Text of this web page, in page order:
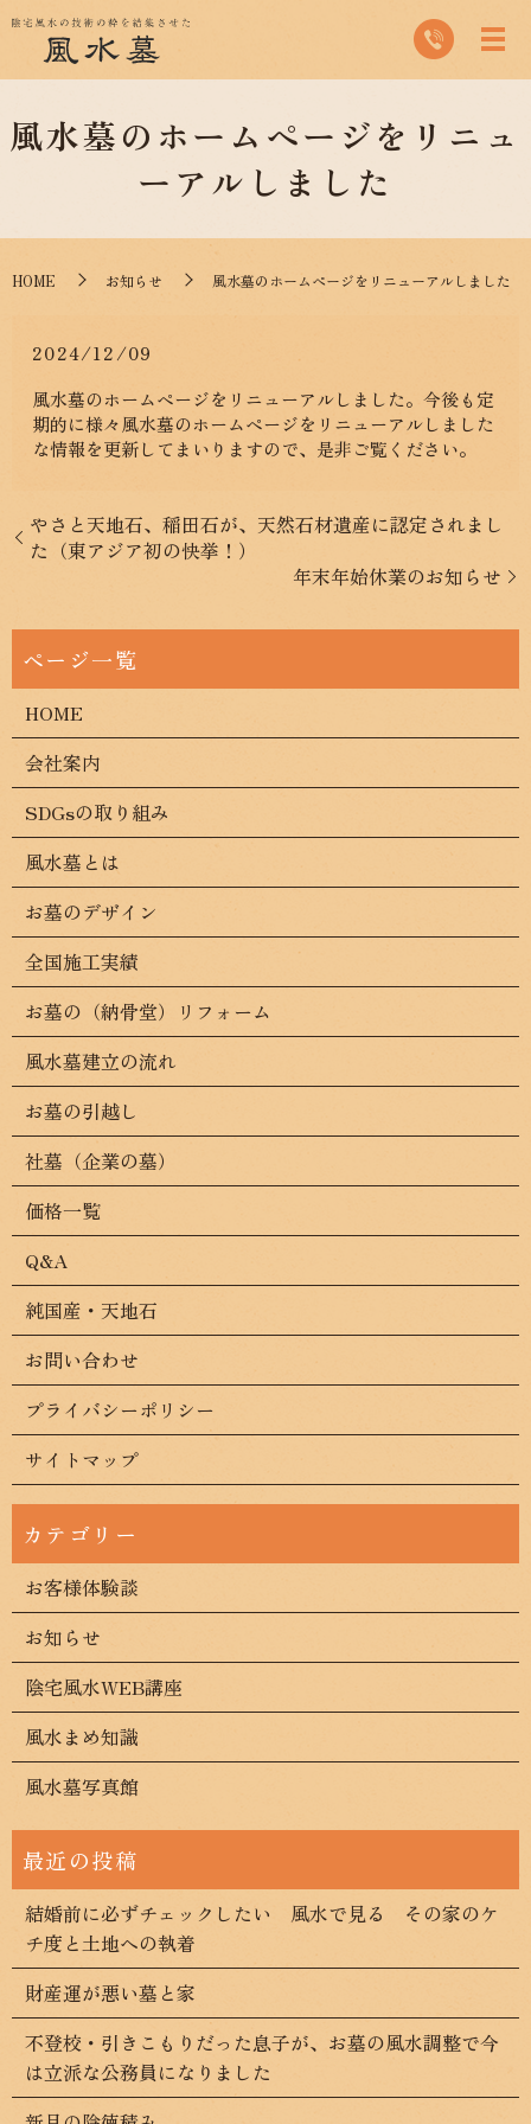
風水墓のホームページをリニュ
ーアルしました
HOME お知らせ 風水墓のホームページをリニューアルしました
2024/12/09
風水墓のホームページをリニューアルしました。今後も定
期的に様々風水墓のホームページをリニューアルしました
な情報を更新してまいりますので、是非ご覧ください。
やさと天地石、稲田石が、天然石材遺産に認定されまし
た（東アジア初の快挙！）
年末年始休業のお知らせ
HOME
会社案内
SDGsの取り組み
風水墓とは
お墓のデザイン
全国施工実績
お墓の（納骨堂）リフォーム
風水墓建立の流れ
お墓の引越し
社墓（企業の墓）
価格一覧
Q&A
純国産・天地石
お問い合わせ
プライバシーポリシー
サイトマップ
お客様体験談
お知らせ
陰宅風水WEB講座
風水まめ知識
風水墓写真館
結婚前に必ずチェックしたい 風水で見る その家のケ
チ度と土地への執着
財産運が悪い墓と家
不登校・引きこもりだった息子が、お墓の風水調整で今
は立派な公務員になりました